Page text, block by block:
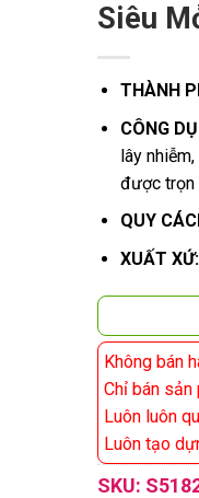
Siêu
THÀNH
CÔNG
lây
được trọn
QUY
XUẤT XỨ:
Không bán
Chỉ bán sản
Luôn luôn
Luôn tạo
SKU: